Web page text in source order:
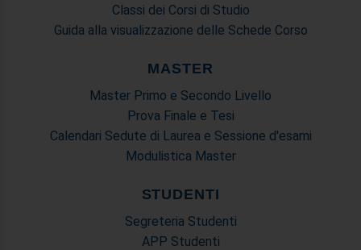
Classi dei Corsi di Studio
Guida alla visualizzazione delle Schede Corso
MASTER
Master Primo e Secondo Livello
Prova Finale e Tesi
Calendari Sedute di Laurea e Sessione d'esami
Modulistica Master
STUDENTI
Segreteria Studenti
APP Studenti